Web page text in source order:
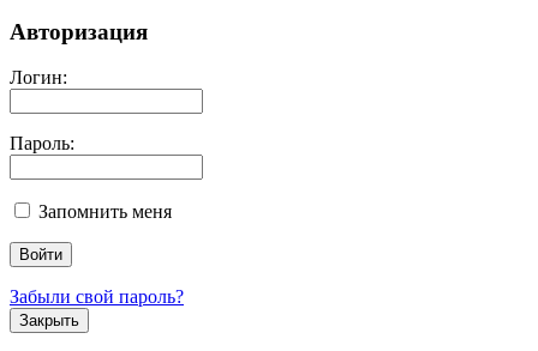
Авторизация
Логин:
Пароль:
Запомнить меня
Забыли свой пароль?
Закрыть